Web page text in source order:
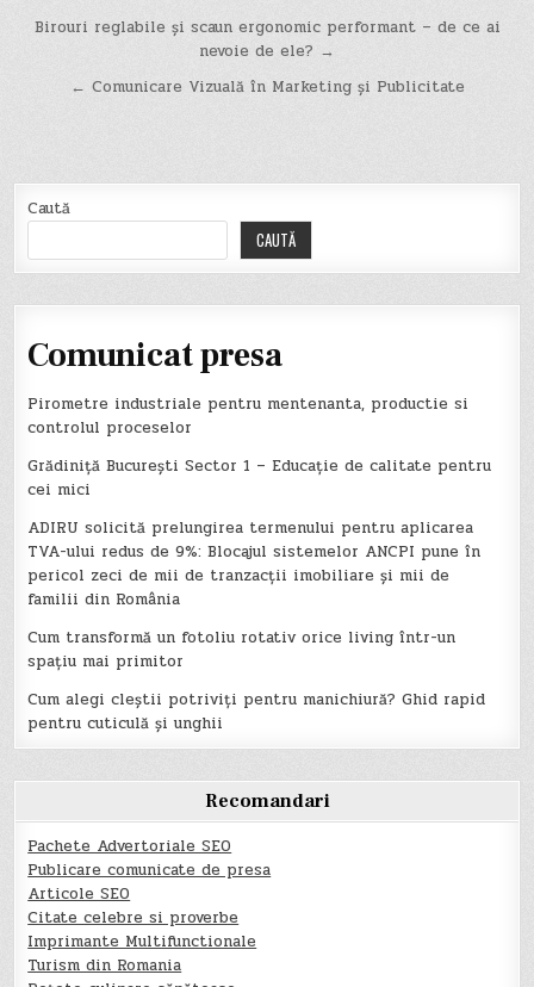
Navigare
articole
Birouri reglabile și scaun ergonomic performant – de ce ai
nevoie de ele? →
← Comunicare Vizuală în Marketing și Publicitate
Caută
CAUTĂ
Comunicat presa
Pirometre industriale pentru mentenanta, productie si
controlul proceselor
Grădiniță București Sector 1 – Educație de calitate pentru
cei mici
ADIRU solicită prelungirea termenului pentru aplicarea
TVA-ului redus de 9%: Blocajul sistemelor ANCPI pune în
pericol zeci de mii de tranzacții imobiliare și mii de
familii din România
Cum transformă un fotoliu rotativ orice living într-un
spațiu mai primitor
Cum alegi cleștii potriviți pentru manichiură? Ghid rapid
pentru cuticulă și unghii
Recomandari
Pachete Advertoriale SEO
Publicare comunicate de presa
Articole SEO
Citate celebre si proverbe
Imprimante Multifunctionale
Turism din Romania